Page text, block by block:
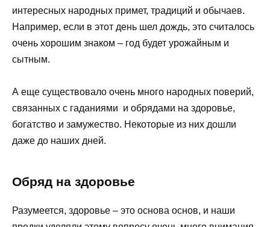
интересных народных примет, традиций и обычаев.
Например, если в этот день шел дождь, это считалось
очень хорошим знаком – год будет урожайным и
сытным.
А еще существовало очень много народных поверий,
связанных с гаданиями и обрядами на здоровье,
богатство и замужество. Некоторые из них дошли
даже до наших дней.
Обряд на здоровье
Разумеется, здоровье – это основа основ, и наши